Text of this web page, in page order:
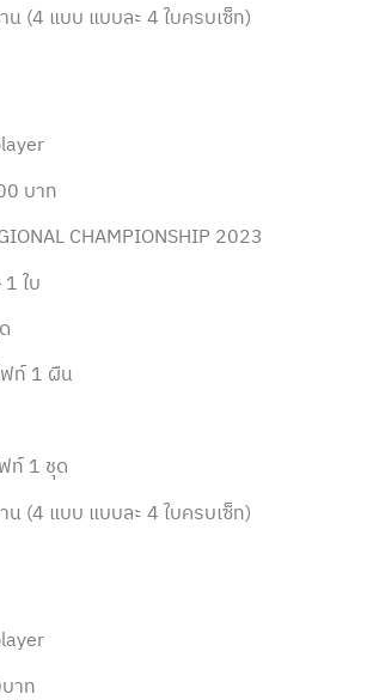
(4 แบบ แบบละ 4 ใบครบเซ็ท)
บาท
CHAMPIONSHIP 2023
ใบ
ท์ 1 ผืน
ท์ 1 ชุด
(4 แบบ แบบละ 4 ใบครบเซ็ท)
าท